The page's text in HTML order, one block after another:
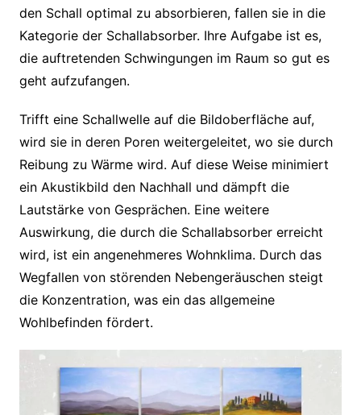
den Schall optimal zu absorbieren, fallen sie in die
Kategorie der Schallabsorber. Ihre Aufgabe ist es,
die auftretenden Schwingungen im Raum so gut es
geht aufzufangen.
Trifft eine Schallwelle auf die Bildoberfläche auf,
wird sie in deren Poren weitergeleitet, wo sie durch
Reibung zu Wärme wird. Auf diese Weise minimiert
ein Akustikbild den Nachhall und dämpft die
Lautstärke von Gesprächen. Eine weitere
Auswirkung, die durch die Schallabsorber erreicht
wird, ist ein angenehmeres Wohnklima. Durch das
Wegfallen von störenden Nebengeräuschen steigt
die Konzentration, was ein das allgemeine
Wohlbefinden fördert.